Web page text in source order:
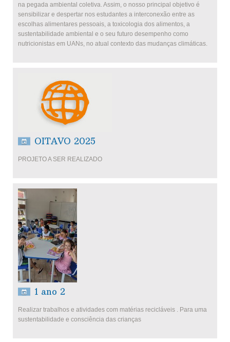
na pegada ambiental coletiva. Assim, o nosso principal objetivo é
sensibilizar e despertar nos estudantes a interconexão entre as
escolhas alimentares pessoais, a toxicologia dos alimentos, a
sustentabilidade ambiental e o seu futuro desempenho como
nutricionistas em UANs, no atual contexto das mudanças climáticas.
OITAVO 2025
PROJETO A SER REALIZADO
1 ano 2
Realizar trabalhos e atividades com matérias recicláveis . Para uma
sustentabilidade e consciência das crianças